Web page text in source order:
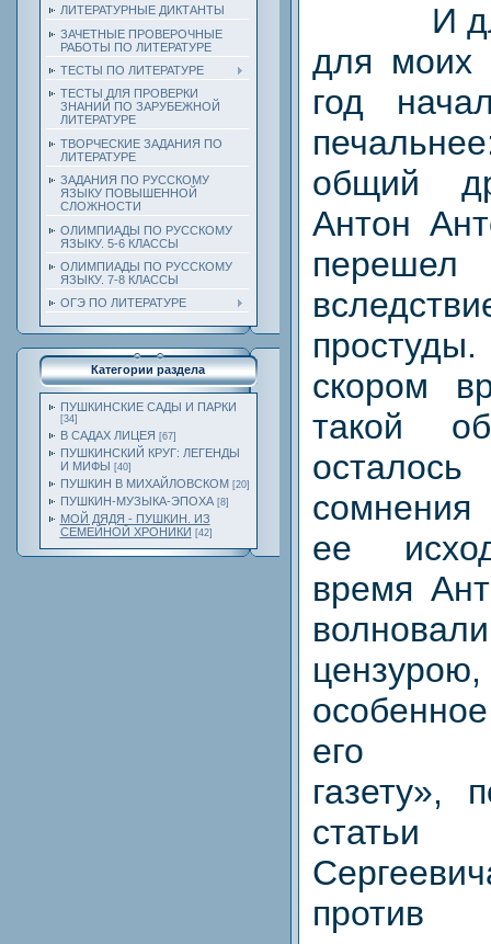
ЛИТЕРАТУРНЫЕ ДИКТАНТЫ
ЗАЧЕТНЫЕ ПРОВЕРОЧНЫЕ
РАБОТЫ ПО ЛИТЕРАТУРЕ
ТЕСТЫ ПО ЛИТЕРАТУРЕ
ТЕСТЫ ДЛЯ ПРОВЕРКИ
ЗНАНИЙ ПО ЗАРУБЕЖНОЙ
ЛИТЕРАТУРЕ
ТВОРЧЕСКИЕ ЗАДАНИЯ ПО
ЛИТЕРАТУРЕ
ЗАДАНИЯ ПО РУССКОМУ
ЯЗЫКУ ПОВЫШЕННОЙ
СЛОЖНОСТИ
ОЛИМПИАДЫ ПО РУССКОМУ
ЯЗЫКУ. 5-6 КЛАССЫ
ОЛИМПИАДЫ ПО РУССКОМУ
ЯЗЫКУ. 7-8 КЛАССЫ
ОГЭ ПО ЛИТЕРАТУРЕ
Категории раздела
ПУШКИНСКИЕ САДЫ И ПАРКИ
[34]
В САДАХ ЛИЦЕЯ [67]
ПУШКИНСКИЙ КРУГ: ЛЕГЕНДЫ
И МИФЫ [40]
ПУШКИН В МИХАЙЛОВСКОМ [20]
ПУШКИН-МУЗЫКА-ЭПОХА [8]
МОЙ ДЯДЯ - ПУШКИН. ИЗ
СЕМЕЙНОЙ ХРОНИКИ [42]
И
для моих
год
общий
Антон
скором
такой
ее
время
его
газету»,
статьи
против